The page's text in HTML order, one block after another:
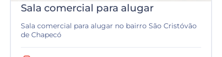
Sala comercial para alugar
Sala comercial para alugar no bairro São Cristóvão
de Chapecó